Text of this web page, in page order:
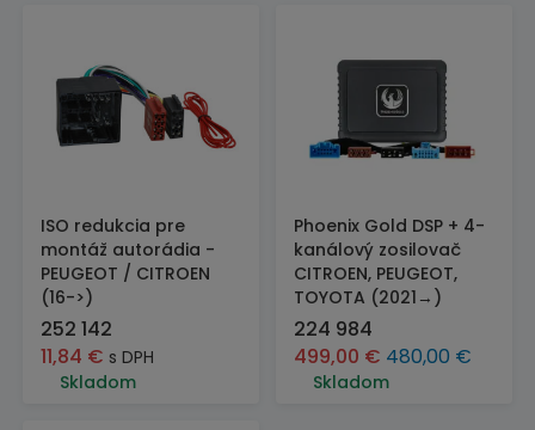
ISO redukcia pre
montáž autorádia -
PEUGEOT / CITROEN
(16->)
252 142
11,84 € s DPH
Skladom
Phoenix Gold DSP + 4-
kanálový zosilovač
CITROEN, PEUGEOT,
TOYOTA (2021→)
224 984
499,00 € 480,00 €
Skladom